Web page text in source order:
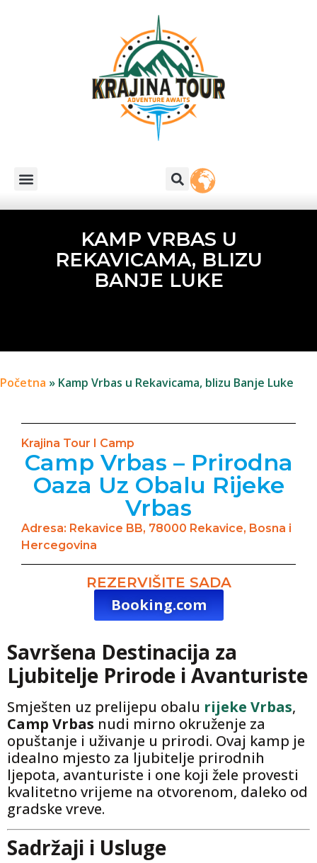
KAMP VRBAS U
REKAVICAMA, BLIZU
BANJE LUKE
Početna » Kamp Vrbas u Rekavicama, blizu Banje Luke
Krajina Tour I Camp
Camp Vrbas – Prirodna
Oaza Uz Obalu Rijeke
Vrbas
Adresa: Rekavice BB, 78000 Rekavice, Bosna i
Hercegovina
REZERVIŠITE SADA
Booking.com
Savršena Destinacija za
Ljubitelje Prirode i Avanturiste
Smješten uz prelijepu obalu rijeke Vrbas,
Camp Vrbas nudi mirno okruženje za
opuštanje i uživanje u prirodi. Ovaj kamp je
idealno mjesto za ljubitelje prirodnih
ljepota, avanturiste i one koji žele provesti
kvalitetno vrijeme na otvorenom, daleko od
gradske vreve.
Sadržaji i Usluge